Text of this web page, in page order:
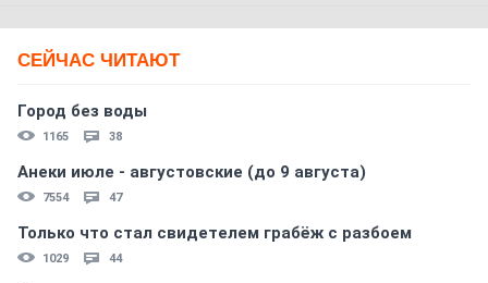
СЕЙЧАС ЧИТАЮТ
Город без воды
1165 38
Анеки июле - августовские (до 9 августа)
7554 47
Только что стал свидетелем грабёж с разбоем
1029 44